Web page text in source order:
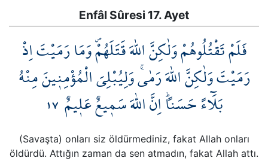
Seferberliği
Kökler
Üyelik
Enfâl Sûresi 17. Ayet
فَلَمْ تَقْتُلُوهُمْ وَلٰكِنَّ اللّٰهَ قَتَلَهُمْۖ وَمَا رَمَيْتَ اِذْ
رَمَيْتَ وَلٰكِنَّ اللّٰهَ رَمٰىۚ وَلِيُبْلِيَ الْمُؤْمِن۪ينَ مِنْهُ
بَلَٓاءً حَسَناًۜ اِنَّ اللّٰهَ سَم۪يعٌ عَل۪يمٌ١٧
(Savaşta) onları siz öldürmediniz, fakat Allah onları
öldürdü. Attığın zaman da sen atmadın, fakat Allah attı.